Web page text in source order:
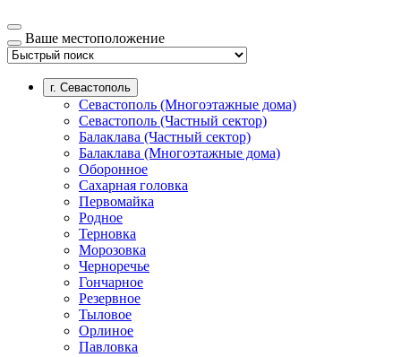
Ваше местоположение
г. Севастополь
Севастополь (Многоэтажные дома)
Севастополь (Частный сектор)
Балаклава (Частный сектор)
Балаклава (Многоэтажные дома)
Оборонное
Сахарная головка
Первомайка
Родное
Терновка
Морозовка
Черноречье
Гончарное
Резервное
Тыловое
Орлиное
Павловка